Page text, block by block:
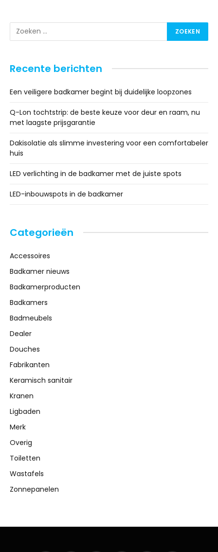
Recente berichten
Een veiligere badkamer begint bij duidelijke loopzones
Q-Lon tochtstrip: de beste keuze voor deur en raam, nu
met laagste prijsgarantie
Dakisolatie als slimme investering voor een comfortabeler
huis
LED verlichting in de badkamer met de juiste spots
LED-inbouwspots in de badkamer
Categorieën
Accessoires
Badkamer nieuws
Badkamerproducten
Badkamers
Badmeubels
Dealer
Douches
Fabrikanten
Keramisch sanitair
Kranen
Ligbaden
Merk
Overig
Toiletten
Wastafels
Zonnepanelen